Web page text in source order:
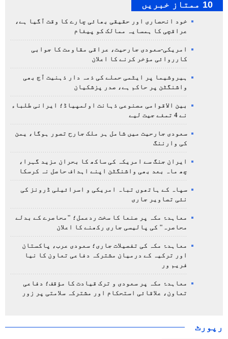
10 ممتاز خبریں
خود انحصاری اور حقیقی بھائی چارے کا وقت آگیا ہے،
عراقچی کا ہمسایہ ممالک کو پیغام
امریکی-سعودی جارحیت، عراقی مقاومت کا جوابی
کارروائی مؤخر کرنے کا اعلان
ہیروشیما پر ایٹمی حملے کی ذمہ دار ذہنیت آج بھی
واشنگٹن پر حاکم ہے، صدر پزشکیان
بین الاقوامی مصنوعی ذہانت اولمپیاڈ؛ ایرانی طلباء
نے 4 تمغے جیت لیے
سعودی جارحیت میں شامل ہر ملک جارح تصور ہوگا، یمن
کی وارننگ
ایران جنگ سے امریکہ کی ساکھ کا بحران مزید گہرا،
چھ ماہ بعد بھی واشنگٹن اپنے اہداف حاصل نہ کرسکا
سپاہ کے ہاتھوں تباہ امریکی و اسرائیلی ڈرونز کی
نئی تصاویر جاری
معاہدۂ مکہ پر صنعا کا سخت ردعمل؛ "محاصرے کے بدلے
محاصرہ" کی پالیسی جاری رکھنے کا اعلان
معاہدۂ مکہ کی تفصیلات جاری؛ سعودی عرب، پاکستان
اور ترکیہ کے درمیان مشترکہ دفاعی تعاون کا نیا
فریم ور
معاہدۂ مکہ پر سعودی و ترک قیادت کا مؤقف؛ دفاعی
تعاون، علاقائی استحکام اور مشترکہ سلامتی پر زور
رپورٹ